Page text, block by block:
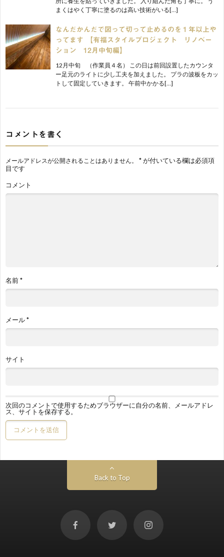
まくはやく丁寧に塗るのは高い技術がいる[…]
なんだかんだで図って切って止めるのを１年以上や
ってます 【有福スタイルプロジェクト リノベー
ション 12月中旬編】
12月中旬 （作業員４名） この日は前回設置したカウンタ
ー足元のライトに少し工夫を加えました。 プラの波板をカッ
トして固定していきます。 午前中かかる[…]
コメントを書く
メールアドレスが公開されることはありません。 *が付いている欄は必須項
目です
コメント
名前*
メール*
サイト
次回のコメントで使用するためブラウザーに自分の名前、メールアドレ
ス、サイトを保存する。
Back to Top